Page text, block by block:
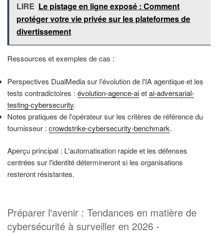
LIRE Le pistage en ligne exposé : Comment
protéger votre vie privée sur les plateformes de
divertissement
Ressources et exemples de cas :
Perspectives DualMedia sur l'évolution de l'IA agentique et les
tests contradictoires : évolution-agence-aietai-adversarial-
testing-cybersecurity.
Notes pratiques de l'opérateur sur les critères de référence du
fournisseur : crowdstrike-cybersecurity-benchmark.
Aperçu principal : L'automatisation rapide et les défenses
centrées sur l'identité détermineront si les organisations
resteront résistantes.
Préparer l'avenir : Tendances en matière de
cybersécurité à surveiller en 2026 -